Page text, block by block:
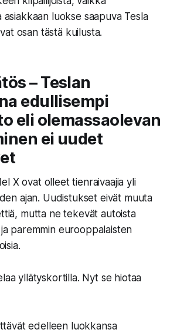
luokse saapuva Tesla
osan tästä kuilusta.
– Teslan
edullisempi
eli olemassaolevan
ei uudet
X ovat olleet tienraivaajia yli
ajan. Uudistukset eivät muuta
mutta ne tekevät autoista
paremmin eurooppalaisten
yllätyskortilla. Nyt se hiotaa
edelleen luokkansa